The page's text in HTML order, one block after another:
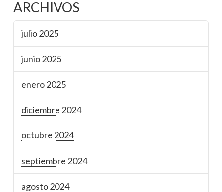
ARCHIVOS
julio 2025
junio 2025
enero 2025
diciembre 2024
octubre 2024
septiembre 2024
agosto 2024